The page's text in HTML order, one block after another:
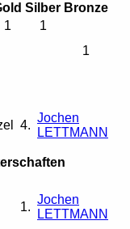
Silber Bronze
1
1
1
4.
Jochen
LETTMANN
1.
Jochen
LETTMANN